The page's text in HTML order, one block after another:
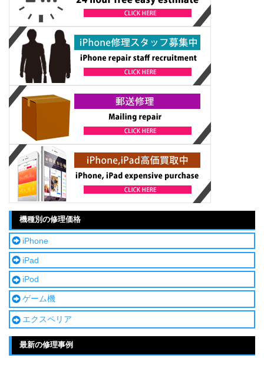
機種別の修理価格
iPhone
iPad
iPod
ゲーム機
エクスペリア
最新の修理事例